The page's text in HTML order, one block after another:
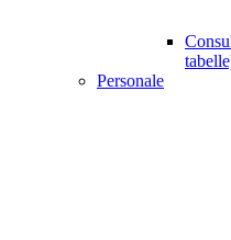
Personale